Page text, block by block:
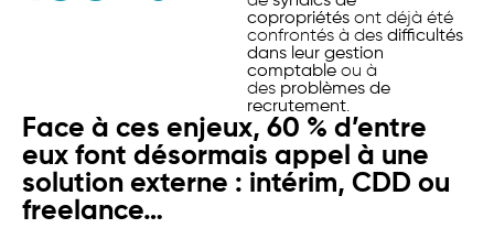
copropriétés ont déjà été
confrontés à des difficultés
dans leur gestion
comptable ou à
des problèmes de
recrutement.
Face à ces enjeux, 60 % d’entre
eux font désormais appel à une
solution externe : intérim, CDD ou
freelance…